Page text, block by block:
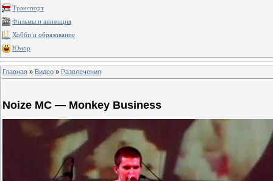
Транспорт
Фильмы и анимация
Хобби и образование
Юмор
Главная » Видео » Развлечения
Noize MC — Monkey Business